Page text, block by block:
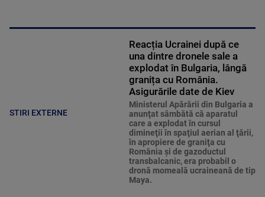
STIRI EXTERNE
Reacția Ucrainei după ce
una dintre dronele sale a
explodat în Bulgaria, lângă
granița cu România.
Asigurările date de Kiev
Ministerul Apărării din Bulgaria a
anunţat sâmbătă că aparatul
care a explodat în cursul
dimineţii în spaţiul aerian al ţării,
în apropiere de graniţa cu
România şi de gazoductul
transbalcanic, era probabil o
dronă momeală ucraineană de tip
Maya.